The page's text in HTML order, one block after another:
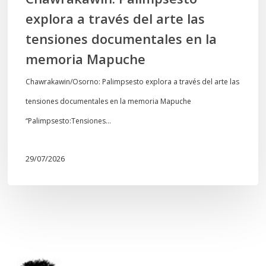
memoria
Mapuche
explora a través del arte las
tensiones documentales en la
memoria Mapuche
Chawrakawin/Osorno: Palimpsesto explora a través del arte las
tensiones documentales en la memoria Mapuche
“Palimpsesto:Tensiones…
29/07/2026